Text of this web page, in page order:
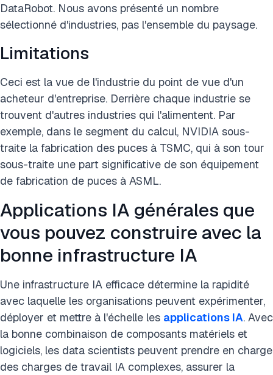
DataRobot. Nous avons présenté un nombre
sélectionné d'industries, pas l'ensemble du paysage.
Limitations
Ceci est la vue de l'industrie du point de vue d'un
acheteur d'entreprise. Derrière chaque industrie se
trouvent d'autres industries qui l'alimentent. Par
exemple, dans le segment du calcul, NVIDIA sous-
traite la fabrication des puces à TSMC, qui à son tour
sous-traite une part significative de son équipement
de fabrication de puces à ASML.
Applications IA générales que
vous pouvez construire avec la
bonne infrastructure IA
Une infrastructure IA efficace détermine la rapidité
avec laquelle les organisations peuvent expérimenter,
déployer et mettre à l'échelle les applications IA. Avec
la bonne combinaison de composants matériels et
logiciels, les data scientists peuvent prendre en charge
des charges de travail IA complexes, assurer la